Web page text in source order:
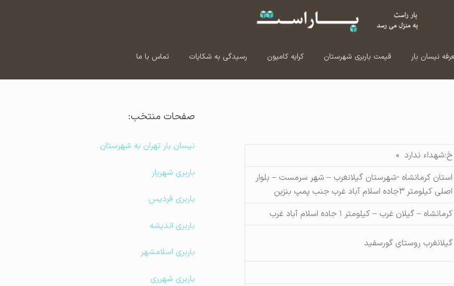
نیسان بار قیمت باربری شهرستان کرایه کامیون رسیدگی به شکایات تماس با ما
خ:شهداء ندارد ۰
استان کرمانشاه -شهرستان گیلانغرب – شهر سرمست – بلوار
اصلی کیلومتر ۳جاده اسلام آباد غرب جنب پمپ بنزین
کرمانشاه – گیلان غرب – کیلومتر ۱ جاده اسلام آباد غرب
گیلانغرب روستای گورسفید
صفحات منتخب:
نیسان بار تهران به شهرستان
باربری شهریار
باربری فردیس
باربری اندیشه
باربری اسلامشهر
باربری شهرری